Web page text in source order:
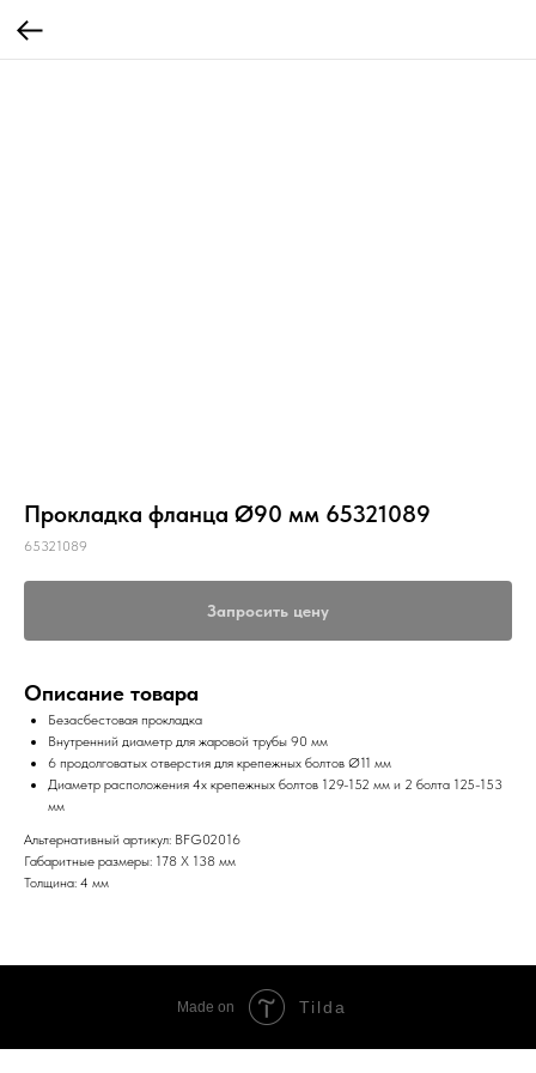
Прокладка фланца Ø90 мм 65321089
65321089
Запросить цену
Описание товара
Безасбестовая прокладка
Внутренний диаметр для жаровой трубы 90 мм
6 продолговатых отверстия для крепежных болтов Ø11 мм
Диаметр расположения 4х крепежных болтов 129-152 мм и 2 болта 125-153
мм
Альтернативный артикул: BFG02016
Габаритные размеры: 178 X 138 мм
Толщина: 4 мм
Made on Tilda